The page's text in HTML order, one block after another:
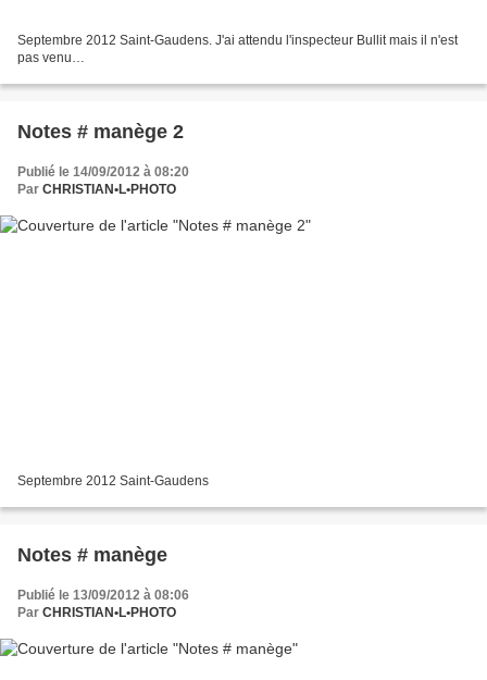
Septembre 2012 Saint-Gaudens. J'ai attendu l'inspecteur Bullit mais il n'est
pas venu…
Notes # manège 2
Publié le 14/09/2012 à 08:20
Par CHRISTIAN•L•PHOTO
Septembre 2012 Saint-Gaudens
Notes # manège
Publié le 13/09/2012 à 08:06
Par CHRISTIAN•L•PHOTO